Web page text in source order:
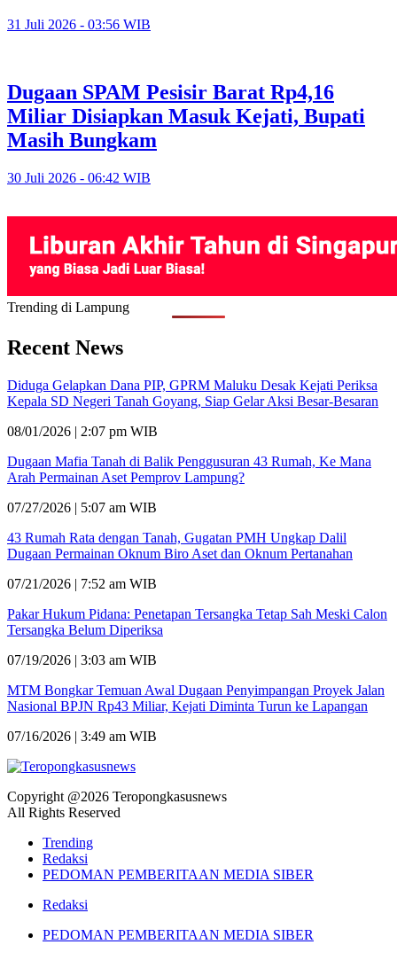
31 Juli 2026 - 03:56 WIB
Dugaan SPAM Pesisir Barat Rp4,16
Miliar Disiapkan Masuk Kejati, Bupati
Masih Bungkam
30 Juli 2026 - 06:42 WIB
Trending di Lampung
Recent News
Diduga Gelapkan Dana PIP, GPRM Maluku Desak Kejati Periksa
Kepala SD Negeri Tanah Goyang, Siap Gelar Aksi Besar-Besaran
08/01/2026 | 2:07 pm WIB
Dugaan Mafia Tanah di Balik Penggusuran 43 Rumah, Ke Mana
Arah Permainan Aset Pemprov Lampung?
07/27/2026 | 5:07 am WIB
43 Rumah Rata dengan Tanah, Gugatan PMH Ungkap Dalil
Dugaan Permainan Oknum Biro Aset dan Oknum Pertanahan
07/21/2026 | 7:52 am WIB
Pakar Hukum Pidana: Penetapan Tersangka Tetap Sah Meski Calon
Tersangka Belum Diperiksa
07/19/2026 | 3:03 am WIB
MTM Bongkar Temuan Awal Dugaan Penyimpangan Proyek Jalan
Nasional BPJN Rp43 Miliar, Kejati Diminta Turun ke Lapangan
07/16/2026 | 3:49 am WIB
Copyright @2026 Teropongkasusnews
All Rights Reserved
Trending
Redaksi
PEDOMAN PEMBERITAAN MEDIA SIBER
Redaksi
PEDOMAN PEMBERITAAN MEDIA SIBER